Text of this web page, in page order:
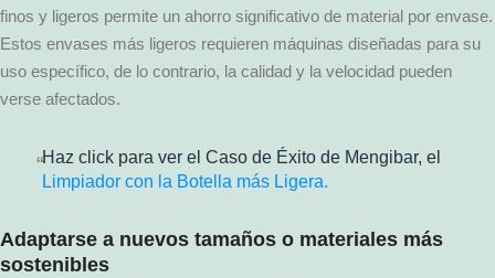
finos y ligeros permite un ahorro significativo de material por envase.
Estos envases más ligeros requieren máquinas diseñadas para su
uso específico, de lo contrario, la calidad y la velocidad pueden
verse afectados.
Haz click para ver el Caso de Éxito de Mengibar, el
Limpiador con la Botella más Ligera.
Adaptarse a nuevos tamaños o materiales más
sostenibles